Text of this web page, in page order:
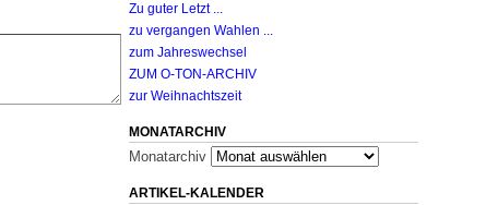
Zu guter Letzt ...
zu vergangen Wahlen ...
zum Jahreswechsel
ZUM O-TON-ARCHIV
zur Weihnachtszeit
MONATARCHIV
Monatarchiv
ARTIKEL-KALENDER